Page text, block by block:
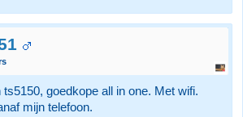
ts5150, goedkope all in one. Met wifi.
mijn telefoon.